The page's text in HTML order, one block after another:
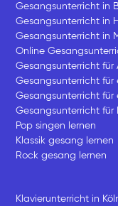
Gesangsunterricht in
Gesangsunterricht in
Gesangsunterricht in
Online
Gesangsunterricht für
Gesangsunterricht
Gesangsunterricht
Gesangsunterricht für
Pop singen lernen
Klassik gesang lernen
Rock gesang lernen
Klavierunterricht in